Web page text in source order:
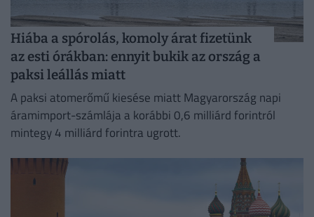
Hiába a spórolás, komoly árat fizetünk
az esti órákban: ennyit bukik az ország a
paksi leállás miatt
A paksi atomerőmű kiesése miatt Magyarország napi
áramimport-számlája a korábbi 0,6 milliárd forintról
mintegy 4 milliárd forintra ugrott.